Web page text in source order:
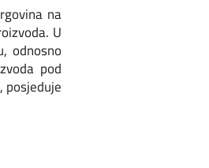
na
U
odnosno
pod
posjeduje